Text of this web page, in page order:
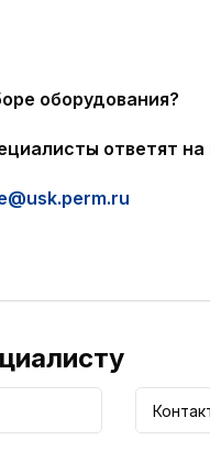
оборудования?
ответят